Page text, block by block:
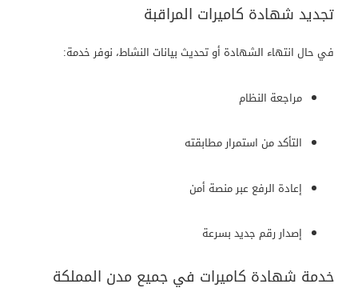
تجديد شهادة كاميرات المراقبة
في حال انتهاء الشهادة أو تحديث بيانات النشاط، نوفر خدمة:
مراجعة النظام
التأكد من استمرار مطابقته
إعادة الرفع عبر منصة أمن
إصدار رقم جديد بسرعة
خدمة شهادة كاميرات في جميع مدن المملكة